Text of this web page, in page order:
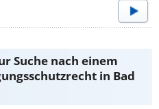
Suche nach einem
in Bad